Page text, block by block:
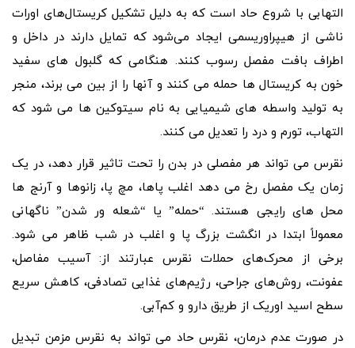
التهابی با شروع حاد است که به دلیل تشکیل کریستال‌های اورات
ناشی از هیپراوریسمی ایجاد می‌شود که تمایل دارند در داخل و
اطراف بافت مفصل رسوب کنند. هنگامی که گلبول های سفید
خون به کریستال ها حمله می کنند و آنها را از بین می برند، منجر
به تولید واسطه های شیمیایی به نام سیتوکین ها می شود که
التهاب، تورم و درد را تعدیل می کنند.
نقرس می تواند هر مفصلی در بدن را تحت تاثیر قرار دهد، در یک
زمان یک مفصل رخ می دهد اغلب پاها، مچ پا، زانوها و آرنج ها
محل های رایجی هستند. “حمله” یا “شعله ور شدن” ناگهانی
معمولاً ابتدا در انگشت بزرگ پا و اغلب در شب ظاهر می شود.
برخی از محرک‌های حملات نقرس عبارتند از: آسیب مفاصل،
عفونت، روش‌های جراحی، رژیم‌های غذایی تصادفی، کاهش سریع
سطح اسید اوریک از طریق دارو و کم‌آبی.
در صورت عدم درمان، نقرس حاد می تواند به نقرس مزمن تبدیل